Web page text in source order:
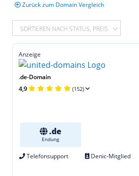
Zurück zum Domain Vergleich
SORTIEREN NACH STATUS, PREIS
Anzeige
.de-Domain
4,9 (152)
.de
Endung
Telefonsupport Denic-Mitglied